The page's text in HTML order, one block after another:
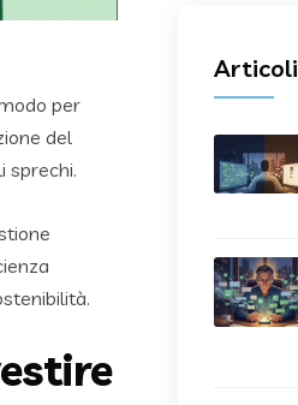
per
del
sprechi.
Articoli